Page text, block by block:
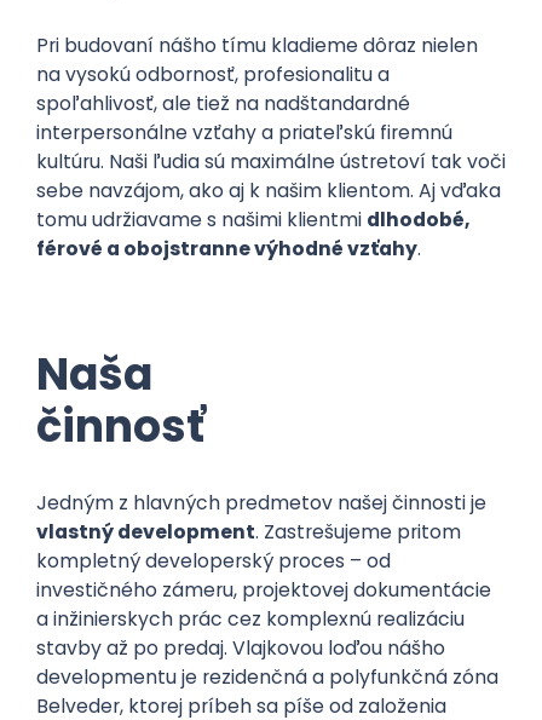
Pri budovaní nášho tímu kladieme dôraz nielen
na vysokú odbornosť, profesionalitu a
spoľahlivosť, ale tiež na nadštandardné
interpersonálne vzťahy a priateľskú firemnú
kultúru. Naši ľudia sú maximálne ústretoví tak voči
sebe navzájom, ako aj k našim klientom. Aj vďaka
tomu udržiavame s našimi klientmi dlhodobé,
férové a obojstranne výhodné vzťahy.
Naša
činnosť
Jedným z hlavných predmetov našej činnosti je
vlastný development. Zastrešujeme pritom
kompletný developerský proces – od
investičného zámeru, projektovej dokumentácie
a inžinierskych prác cez komplexnú realizáciu
stavby až po predaj. Vlajkovou loďou nášho
developmentu je rezidenčná a polyfunkčná zóna
Belveder, ktorej príbeh sa píše od založenia